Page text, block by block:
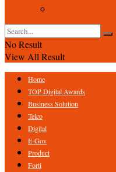
No Result
View All Result
Home
TOP Digital Awards
Business Solution
Telco
Digital
E-Gov
Product
Forti